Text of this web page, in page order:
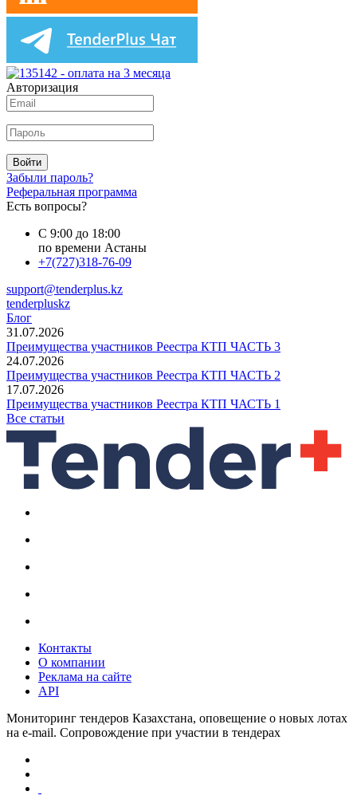
Авторизация
Войти
Забыли пароль?
Реферальная программа
Есть вопросы?
С 9:00 до 18:00
по времени Астаны
+7(727)318-76-09
support@tenderplus.kz
tenderpluskz
Блог
31.07.2026
Преимущества участников Реестра КТП ЧАСТЬ 3
24.07.2026
Преимущества участников Реестра КТП ЧАСТЬ 2
17.07.2026
Преимущества участников Реестра КТП ЧАСТЬ 1
Все статьи
Контакты
О компании
Реклама на сайте
API
Мониторинг тендеров Казахстана, оповещение о новых лотах
на e-mail. Сопровождение при участии в тендерах